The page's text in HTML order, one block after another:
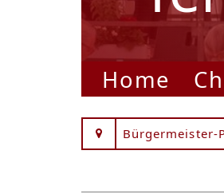
Home
Bürgermeister-